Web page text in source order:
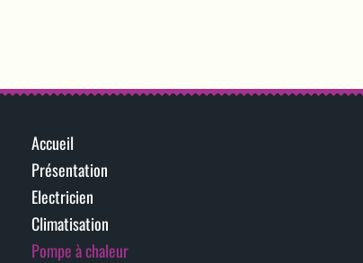
Accueil
Présentation
Electricien
Climatisation
Pompe à chaleur